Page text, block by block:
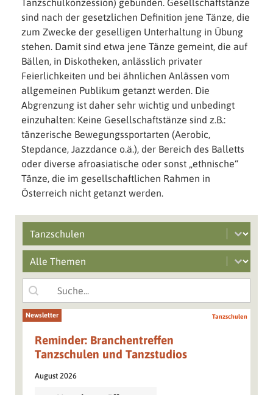
Tanzschulkonzession) gebunden. Gesellschaftstänze
sind nach der gesetzlichen Definition jene Tänze, die
zum Zwecke der geselligen Unterhaltung in Übung
stehen. Damit sind etwa jene Tänze gemeint, die auf
Bällen, in Diskotheken, anlässlich privater
Feierlichkeiten und bei ähnlichen Anlässen vom
allgemeinen Publikum getanzt werden. Die
Abgrenzung ist daher sehr wichtig und unbedingt
einzuhalten: Keine Gesellschaftstänze sind z.B.:
tänzerische Bewegungssportarten (Aerobic,
Stepdance, Jazzdance o.ä.), der Bereich des Balletts
oder diverse afroasiatische oder sonst „ethnische“
Tänze, die im gesellschaftlichen Rahmen in
Österreich nicht getanzt werden.
Branchen filter
Mobile Main Grid Filter
Select content
Suche
Search content
Newsletter
Reminder: Branchentreffen
Tanzschulen und Tanzstudios
August 2026
Tanzschulen